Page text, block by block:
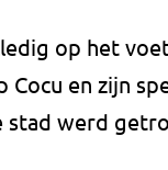
op het
en zijn
stad werd